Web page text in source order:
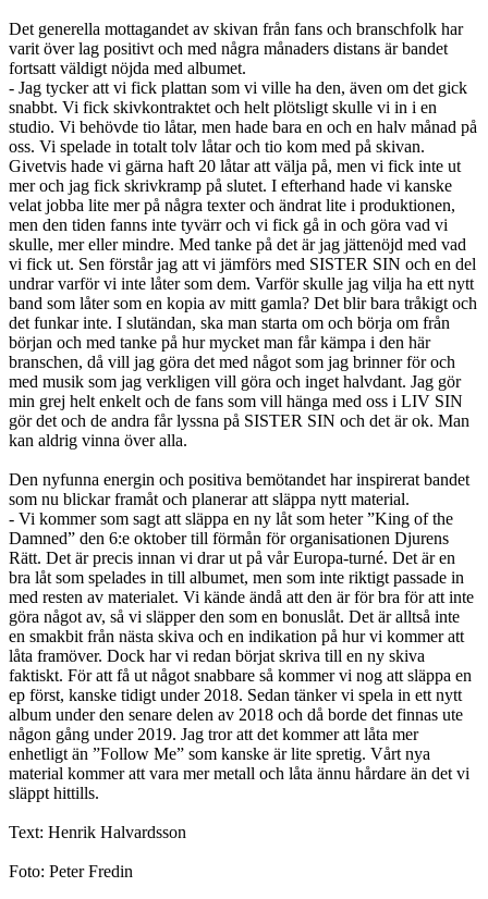
Det generella mottagandet av skivan från fans och branschfolk har
varit över lag positivt och med några månaders distans är bandet
fortsatt väldigt nöjda med albumet.
- Jag tycker att vi fick plattan som vi ville ha den, även om det gick
snabbt. Vi fick skivkontraktet och helt plötsligt skulle vi in i en
studio. Vi behövde tio låtar, men hade bara en och en halv månad på
oss. Vi spelade in totalt tolv låtar och tio kom med på skivan.
Givetvis hade vi gärna haft 20 låtar att välja på, men vi fick inte ut
mer och jag fick skrivkramp på slutet. I efterhand hade vi kanske
velat jobba lite mer på några texter och ändrat lite i produktionen,
men den tiden fanns inte tyvärr och vi fick gå in och göra vad vi
skulle, mer eller mindre. Med tanke på det är jag jättenöjd med vad
vi fick ut. Sen förstår jag att vi jämförs med SISTER SIN och en del
undrar varför vi inte låter som dem. Varför skulle jag vilja ha ett nytt
band som låter som en kopia av mitt gamla? Det blir bara tråkigt och
det funkar inte. I slutändan, ska man starta om och börja om från
början och med tanke på hur mycket man får kämpa i den här
branschen, då vill jag göra det med något som jag brinner för och
med musik som jag verkligen vill göra och inget halvdant. Jag gör
min grej helt enkelt och de fans som vill hänga med oss i LIV SIN
gör det och de andra får lyssna på SISTER SIN och det är ok. Man
kan aldrig vinna över alla.
Den nyfunna energin och positiva bemötandet har inspirerat bandet
som nu blickar framåt och planerar att släppa nytt material.
- Vi kommer som sagt att släppa en ny låt som heter ”King of the
Damned” den 6:e oktober till förmån för organisationen Djurens
Rätt. Det är precis innan vi drar ut på vår Europa-turné. Det är en
bra låt som spelades in till albumet, men som inte riktigt passade in
med resten av materialet. Vi kände ändå att den är för bra för att inte
göra något av, så vi släpper den som en bonuslåt. Det är alltså inte
en smakbit från nästa skiva och en indikation på hur vi kommer att
låta framöver. Dock har vi redan börjat skriva till en ny skiva
faktiskt. För att få ut något snabbare så kommer vi nog att släppa en
ep först, kanske tidigt under 2018. Sedan tänker vi spela in ett nytt
album under den senare delen av 2018 och då borde det finnas ute
någon gång under 2019. Jag tror att det kommer att låta mer
enhetligt än ”Follow Me” som kanske är lite spretig. Vårt nya
material kommer att vara mer metall och låta ännu hårdare än det vi
släppt hittills.
Text: Henrik Halvardsson
Foto: Peter Fredin